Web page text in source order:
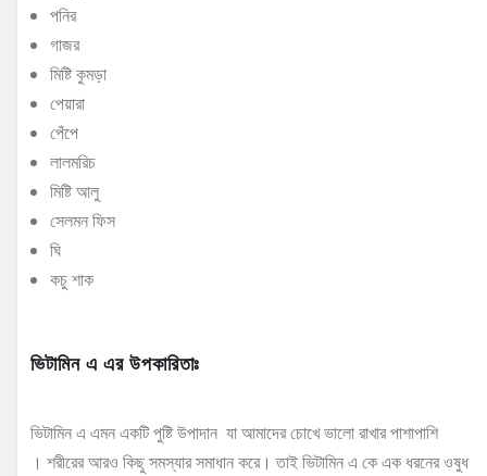
পনির
গাজর
মিষ্টি কুমড়া
পেয়ারা
পেঁপে
লালমরিচ
মিষ্টি আলু
সেলমন ফিস
ঘি
কচু শাক
ভিটামিন এ এর উপকারিতাঃ
ভিটামিন এ এমন একটি পুষ্টি উপাদান যা আমাদের চোখে ভালো রাখার পাশাপাশি
। শরীরের আরও কিছু সমস্যার সমাধান করে। তাই ভিটামিন এ কে এক ধরনের ওষুধ